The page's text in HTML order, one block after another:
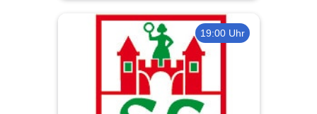
19:00 Uhr